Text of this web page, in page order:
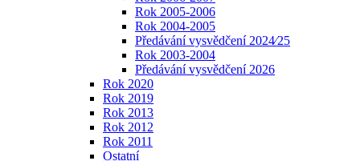
Rok 2005-2006
Rok 2004-2005
Předávání vysvědčení 2024⁄25
Rok 2003-2004
Předávání vysvědčení 2026
Rok 2020
Rok 2019
Rok 2013
Rok 2012
Rok 2011
Ostatní